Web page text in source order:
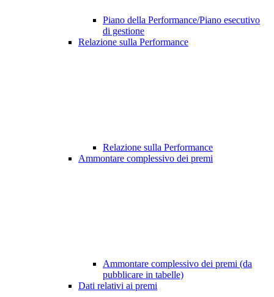
Piano della Performance/Piano esecutivo
di gestione
Relazione sulla Performance
Relazione sulla Performance
Ammontare complessivo dei premi
Ammontare complessivo dei premi (da
pubblicare in tabelle)
Dati relativi ai premi